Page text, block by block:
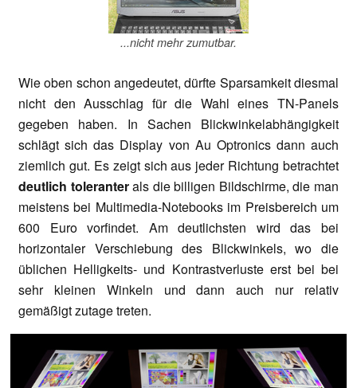
...nicht mehr zumutbar.
Wie oben schon angedeutet, dürfte Sparsamkeit diesmal
nicht den Ausschlag für die Wahl eines TN-Panels
gegeben haben. In Sachen Blickwinkelabhängigkeit
schlägt sich das Display von Au Optronics dann auch
ziemlich gut. Es zeigt sich aus jeder Richtung betrachtet
deutlich toleranterals die billigen Bildschirme, die man
meistens bei Multimedia-Notebooks im Preisbereich um
600 Euro vorfindet. Am deutlichsten wird das bei
horizontaler Verschiebung des Blickwinkels, wo die
üblichen Helligkeits- und Kontrastverluste erst bei bei
sehr kleinen Winkeln und dann auch nur relativ
gemäßigt zutage treten.